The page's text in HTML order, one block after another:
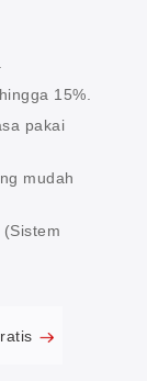
15%.
pakai
mudah